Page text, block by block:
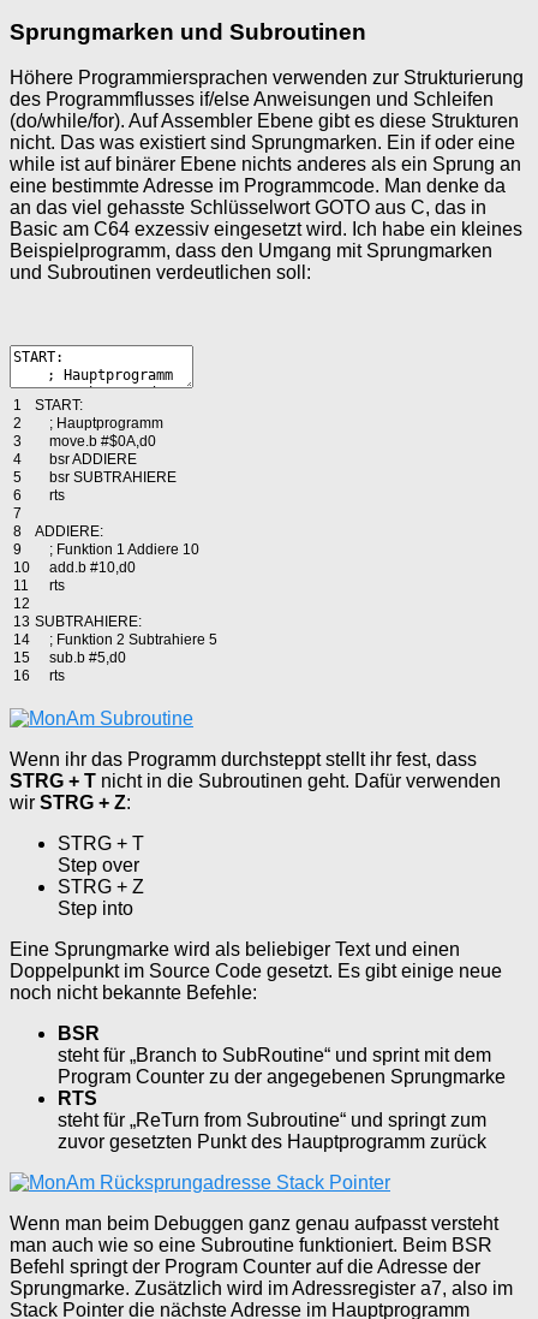
Sprungmarken und Subroutinen
Höhere Programmiersprachen verwenden zur Strukturierung
des Programmflusses if/else Anweisungen und Schleifen
(do/while/for). Auf Assembler Ebene gibt es diese Strukturen
nicht. Das was existiert sind Sprungmarken. Ein if oder eine
while ist auf binärer Ebene nichts anderes als ein Sprung an
eine bestimmte Adresse im Programmcode. Man denke da
an das viel gehasste Schlüsselwort GOTO aus C, das in
Basic am C64 exzessiv eingesetzt wird. Ich habe ein kleines
Beispielprogramm, dass den Umgang mit Sprungmarken
und Subroutinen verdeutlichen soll:
1
2
3
4
5
6
7
8
9
10
11
12
13
14
15
16
START:
; Hauptprogramm
move.b #$0A,d0
bsrADDIERE
bsr SUBTRAHIERE
rts
ADDIERE:
; Funktion 1 Addiere 10
add .b #10,d0
rts
SUBTRAHIERE:
; Funktion 2 Subtrahiere 5
sub.b #5,d0
rts
Wenn ihr das Programm durchsteppt stellt ihr fest, dass
STRG + T nicht in die Subroutinen geht. Dafür verwenden
wir STRG + Z:
STRG + T
Step over
STRG + Z
Step into
Eine Sprungmarke wird als beliebiger Text und einen
Doppelpunkt im Source Code gesetzt. Es gibt einige neue
noch nicht bekannte Befehle:
BSR
steht für „Branch to SubRoutine“ und sprint mit dem
Program Counter zu der angegebenen Sprungmarke
RTS
steht für „ReTurn from Subroutine“ und springt zum
zuvor gesetzten Punkt des Hauptprogramm zurück
Wenn man beim Debuggen ganz genau aufpasst versteht
man auch wie so eine Subroutine funktioniert. Beim BSR
Befehl springt der Program Counter auf die Adresse der
Sprungmarke. Zusätzlich wird im Adressregister a7, also im
Stack Pointer die nächste Adresse im Hauptprogramm